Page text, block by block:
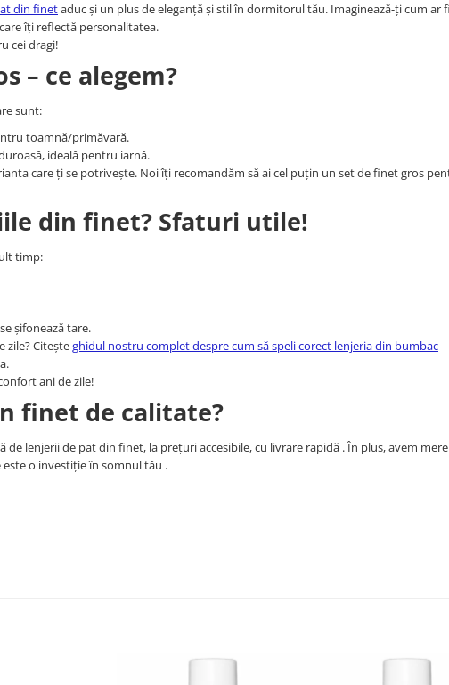
din finetaduc și un plus de eleganță și stil în dormitorul tău. Imaginează-ți cum ar
îți reflectă personalitatea.
cei dragi!
– ce alegem?
sunt:
toamnă/primăvară.
ideală pentru iarnă.
care ți se potrivește. Noi îți recomandăm să ai cel puțin un set de finet gros
din finet? Sfaturi utile!
timp:
șifonează tare.
zile? Citeșteghidul nostru complet despre cum să speli corect lenjeria din bumbac
ani de zile!
finet de calitate?
de lenjerii de pat din finet, la prețuri accesibile, cu livrare rapidă . În plus, avem
o investiție în somnul tău .